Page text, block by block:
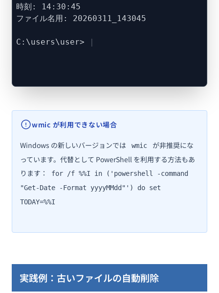
時刻: 14:30:45
ファイル名用: 20260311_143045
C:\users\user>
wmic が利用できない場合
Windows の新しいバージョンでは wmic
が非推奨にな
っています。代替として PowerShell を利用する方法もあ
ります：
for /f %%I in ('powershell -command
"Get-Date -Format yyyyMMdd"') do set
TODAY=%%I
実践例：古いファイルの自動削除